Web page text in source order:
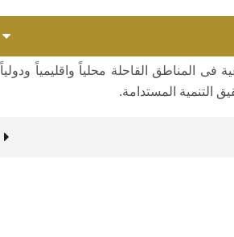
فى المناطق القاحلة محلياً واقليمياً ودولياً
التنمية المستدامة.